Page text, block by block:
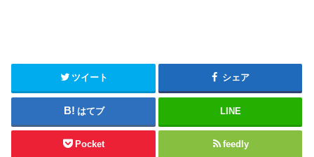
ツイート シェア
はてブ LINE
Pocket feedly